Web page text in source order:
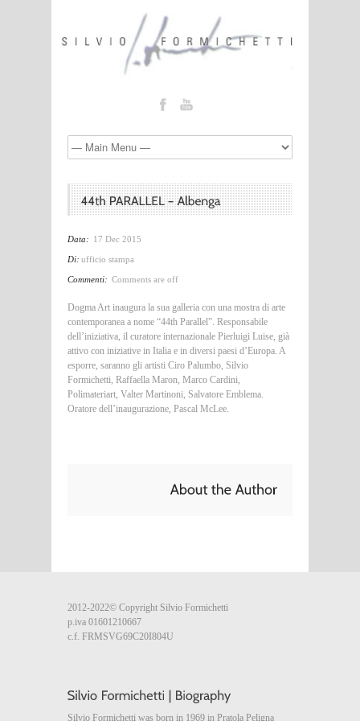
Data: 17 Dec 2015
Di: ufficio stampa
Commenti: Comments are off
Dogma Art inaugura la sua galleria con una mostra di arte
contemporanea a nome “44th Parallel”. Responsabile
dell’iniziativa, il curatore internazionale Pierluigi Luise, già
attivo con iniziative in Italia e in diversi paesi d’Europa. A
esporre, saranno gli artisti Ciro Palumbo, Silvio
Formichetti, Raffaella Maron, Marco Cardini,
Polimateriart, Valter Martinoni, Salvatore Emblema.
Oratore dell’inaugurazione, Pascal McLee.
2012-2022© Copyright Silvio Formichetti
p.iva 01601210667
c.f. FRMSVG69C20I804U
Silvio Formichetti was born in 1969 in Pratola Peligna